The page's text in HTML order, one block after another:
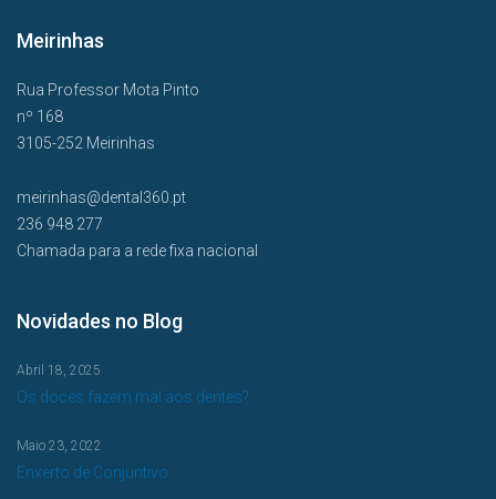
Meirinhas
Rua Professor Mota Pinto
nº 168
3105-252 Meirinhas
meirinhas@dental360.pt
236 948 277
Chamada para a rede fixa nacional
Novidades no Blog
Os doces fazem mal aos dentes?
Abril 18, 2025
Enxerto de Conjuntivo
Maio 23, 2022